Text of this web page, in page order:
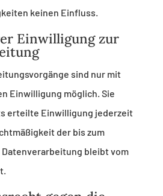
keinen Einfluss.
Einwilligung zur
sind nur mit
Einwilligung möglich. Sie
erteilte Einwilligung jederzeit
der bis zum
bleibt vom